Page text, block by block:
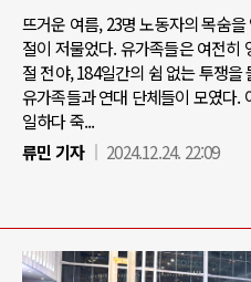
뜨거운 여름, 23명 노동자의 목숨
절이 저물었다. 유가족들은 여전히
절 전야, 184일간의 쉼 없는 투쟁
유가족들과 연대 단체들이 모였다.
일하다 죽...
류민 기자
2024.12.24. 22:09